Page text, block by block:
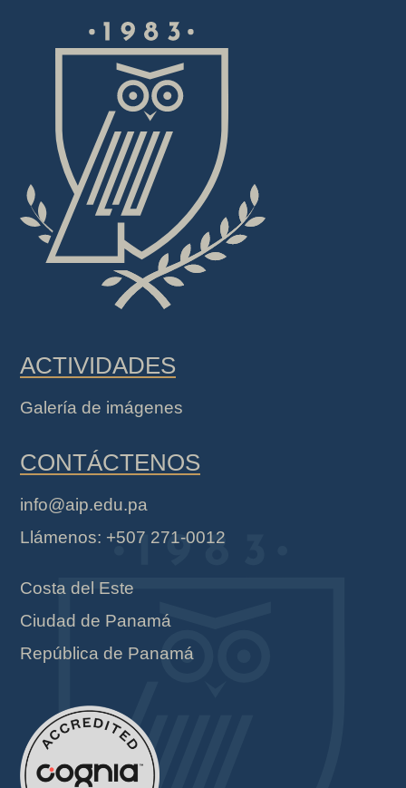
ACTIVIDADES
Galería de imágenes
CONTÁCTENOS
info@aip.edu.pa
Llámenos: +507 271-0012
Costa del Este
Ciudad de Panamá
República de Panamá